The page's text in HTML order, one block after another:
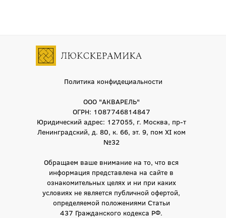
Политика конфидециальности
ООО "АКВАРЕЛЬ"
ОГРН: 1087746814847
Юридический адрес: 127055, г. Москва, пр-т
Ленинградский, д. 80, к. 66, эт. 9, пом XI ком
№32
Обращаем ваше внимание на то, что вся
информация представлена на сайте в
ознакомительных целях и ни при каких
условиях не является публичной офертой,
определяемой положениями Статьи
437 Гражданского кодекса РФ.